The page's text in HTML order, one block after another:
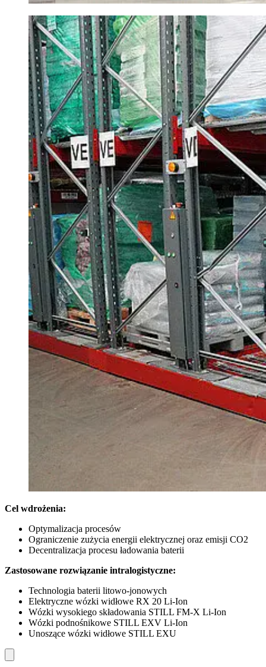
Cel wdrożenia:
Optymalizacja procesów
Ograniczenie zużycia energii elektrycznej oraz emisji CO2
Decentralizacja procesu ładowania baterii
Zastosowane rozwiązanie intralogistyczne:
Technologia baterii litowo-jonowych
Elektryczne wózki widłowe RX 20 Li-Ion
Wózki wysokiego składowania STILL FM-X Li-Ion
Wózki podnośnikowe STILL EXV Li-Ion
Unoszące wózki widłowe STILL EXU